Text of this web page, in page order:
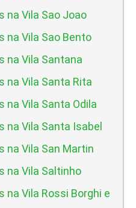
na Vila Sao Joao
na Vila Sao Bento
na Vila Santana
na Vila Santa Rita
na Vila Santa Odila
na Vila Santa Isabel
na Vila San Martin
na Vila Saltinho
na Vila Rossi Borghi e